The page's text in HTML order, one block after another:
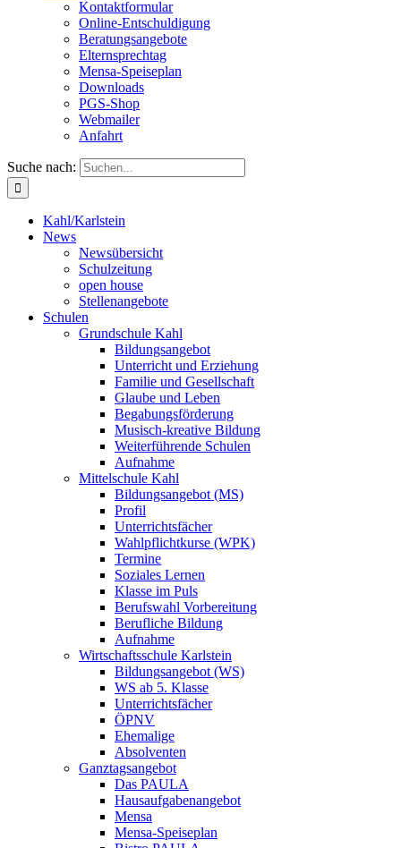
Kontaktformular
Online-Entschuldigung
Beratungsangebote
Elternsprechtag
Mensa-Speiseplan
Downloads
PGS-Shop
Webmailer
Anfahrt
Suche nach:
Kahl/Karlstein
News
Newsübersicht
Schulzeitung
open house
Stellenangebote
Schulen
Grundschule Kahl
Bildungsangebot
Unterricht und Erziehung
Familie und Gesellschaft
Glaube und Leben
Begabungsförderung
Musisch-kreative Bildung
Weiterführende Schulen
Aufnahme
Mittelschule Kahl
Bildungsangebot (MS)
Profil
Unterrichtsfächer
Wahlpflichtkurse (WPK)
Termine
Soziales Lernen
Klasse im Puls
Berufswahl Vorbereitung
Berufliche Bildung
Aufnahme
Wirtschaftsschule Karlstein
Bildungsangebot (WS)
WS ab 5. Klasse
Unterrichtsfächer
ÖPNV
Ehemalige
Absolventen
Ganztagsangebot
Das PAULA
Hausaufgabenangebot
Mensa
Mensa-Speiseplan